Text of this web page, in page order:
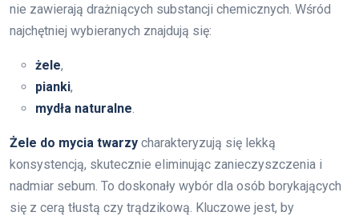
nie zawierają drażniących substancji chemicznych. Wśród
najchętniej wybieranych znajdują się:
żele,
pianki,
mydła naturalne
Żele do mycia twarzy charakteryzują się lekką
konsystencją, skutecznie eliminując zanieczyszczenia i
nadmiar sebum. To doskonały wybór dla osób borykających
się z cerą tłustą czy trądzikową. Kluczowe jest, by